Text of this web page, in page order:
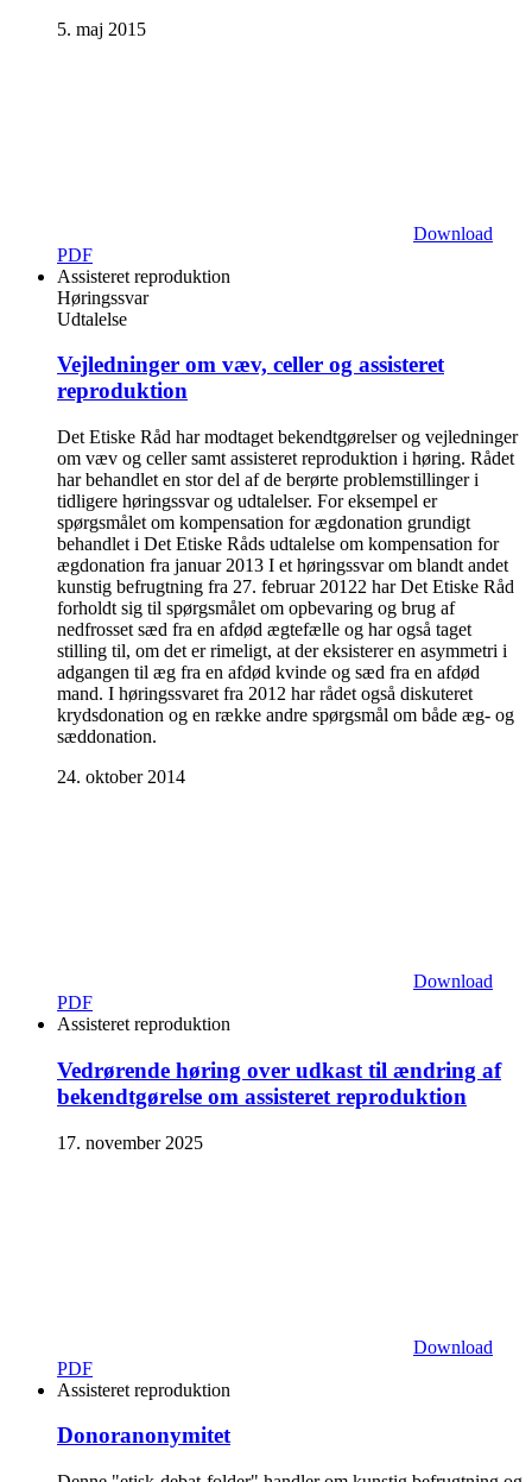
5. maj 2015
Download
PDF
Assisteret reproduktion
Høringssvar
Udtalelse
Vejledninger om væv, celler og assisteret
reproduktion
Det Etiske Råd har modtaget bekendtgørelser og vejledninger
om væv og celler samt assisteret reproduktion i høring. Rådet
har behandlet en stor del af de berørte problemstillinger i
tidligere høringssvar og udtalelser. For eksempel er
spørgsmålet om kompensation for ægdonation grundigt
behandlet i Det Etiske Råds udtalelse om kompensation for
ægdonation fra januar 2013 I et høringssvar om blandt andet
kunstig befrugtning fra 27. februar 20122 har Det Etiske Råd
forholdt sig til spørgsmålet om opbevaring og brug af
nedfrosset sæd fra en afdød ægtefælle og har også taget
stilling til, om det er rimeligt, at der eksisterer en asymmetri i
adgangen til æg fra en afdød kvinde og sæd fra en afdød
mand. I høringssvaret fra 2012 har rådet også diskuteret
krydsdonation og en række andre spørgsmål om både æg- og
sæddonation.
24. oktober 2014
Download
PDF
Assisteret reproduktion
Vedrørende høring over udkast til ændring af
bekendtgørelse om assisteret reproduktion
17. november 2025
Download
PDF
Assisteret reproduktion
Donoranonymitet